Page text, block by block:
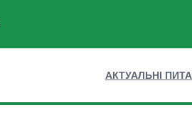
АКТУАЛЬНІ